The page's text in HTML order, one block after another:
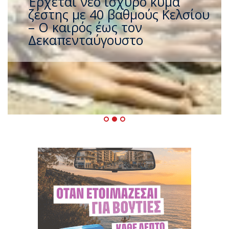
ζέστης με 40 βαθμούς Κελσίου
– Ο καιρός έως τον
Δεκαπενταύγουστο